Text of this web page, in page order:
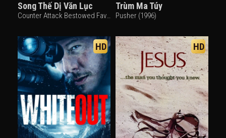
Song Thế Dị Văn Lục
Counter Attack Bestowed Favor (2024)
Trùm Ma Túy
Pusher (1996)
HD HD